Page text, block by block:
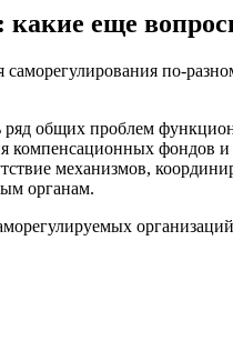
какие еще
по-
общих проблем
фондов и
механизмов,
органам.